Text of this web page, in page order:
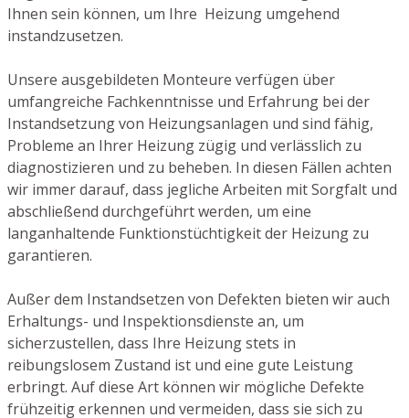
Ihnen sein können, um Ihre Heizung umgehend
instandzusetzen.
Unsere ausgebildeten Monteure verfügen über
umfangreiche Fachkenntnisse und Erfahrung bei der
Instandsetzung von Heizungsanlagen und sind fähig,
Probleme an Ihrer Heizung zügig und verlässlich zu
diagnostizieren und zu beheben. In diesen Fällen achten
wir immer darauf, dass jegliche Arbeiten mit Sorgfalt und
abschließend durchgeführt werden, um eine
langanhaltende Funktionstüchtigkeit der Heizung zu
garantieren.
Außer dem Instandsetzen von Defekten bieten wir auch
Erhaltungs- und Inspektionsdienste an, um
sicherzustellen, dass Ihre Heizung stets in
reibungslosem Zustand ist und eine gute Leistung
erbringt. Auf diese Art können wir mögliche Defekte
frühzeitig erkennen und vermeiden, dass sie sich zu